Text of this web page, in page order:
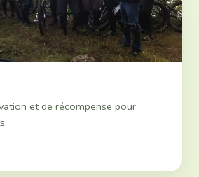
et de récompense pour